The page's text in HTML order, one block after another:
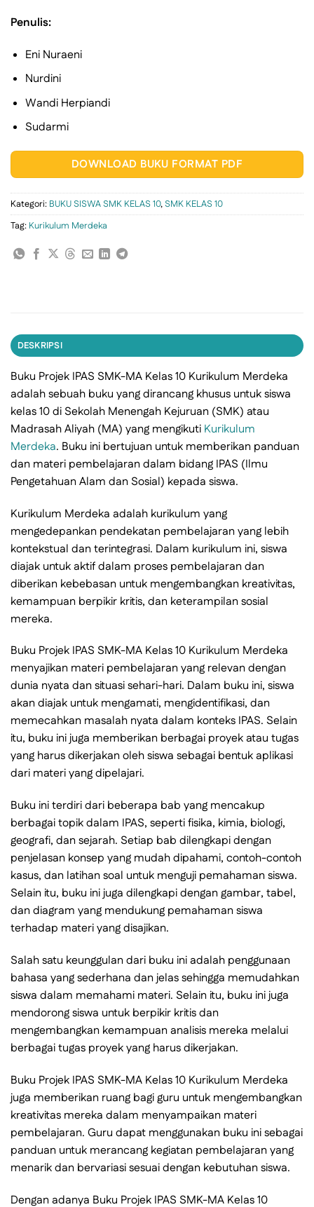
Penulis:
Eni Nuraeni
Nurdini
Wandi Herpiandi
Sudarmi
DOWNLOAD BUKU FORMAT PDF
Kategori: BUKU SISWA SMK KELAS 10,SMK KELAS 10
Tag: Kurikulum Merdeka
DESKRIPSI
Buku Projek IPAS SMK-MA Kelas 10 Kurikulum Merdeka
adalah sebuah buku yang dirancang khusus untuk siswa
kelas 10 di Sekolah Menengah Kejuruan (SMK) atau
Madrasah Aliyah (MA) yang mengikuti Kurikulum
Merdeka. Buku ini bertujuan untuk memberikan panduan
dan materi pembelajaran dalam bidang IPAS (Ilmu
Pengetahuan Alam dan Sosial) kepada siswa.
Kurikulum Merdeka adalah kurikulum yang
mengedepankan pendekatan pembelajaran yang lebih
kontekstual dan terintegrasi. Dalam kurikulum ini, siswa
diajak untuk aktif dalam proses pembelajaran dan
diberikan kebebasan untuk mengembangkan kreativitas,
kemampuan berpikir kritis, dan keterampilan sosial
mereka.
Buku Projek IPAS SMK-MA Kelas 10 Kurikulum Merdeka
menyajikan materi pembelajaran yang relevan dengan
dunia nyata dan situasi sehari-hari. Dalam buku ini, siswa
akan diajak untuk mengamati, mengidentifikasi, dan
memecahkan masalah nyata dalam konteks IPAS. Selain
itu, buku ini juga memberikan berbagai proyek atau tugas
yang harus dikerjakan oleh siswa sebagai bentuk aplikasi
dari materi yang dipelajari.
Buku ini terdiri dari beberapa bab yang mencakup
berbagai topik dalam IPAS, seperti fisika, kimia, biologi,
geografi, dan sejarah. Setiap bab dilengkapi dengan
penjelasan konsep yang mudah dipahami, contoh-contoh
kasus, dan latihan soal untuk menguji pemahaman siswa.
Selain itu, buku ini juga dilengkapi dengan gambar, tabel,
dan diagram yang mendukung pemahaman siswa
terhadap materi yang disajikan.
Salah satu keunggulan dari buku ini adalah penggunaan
bahasa yang sederhana dan jelas sehingga memudahkan
siswa dalam memahami materi. Selain itu, buku ini juga
mendorong siswa untuk berpikir kritis dan
mengembangkan kemampuan analisis mereka melalui
berbagai tugas proyek yang harus dikerjakan.
Buku Projek IPAS SMK-MA Kelas 10 Kurikulum Merdeka
juga memberikan ruang bagi guru untuk mengembangkan
kreativitas mereka dalam menyampaikan materi
pembelajaran. Guru dapat menggunakan buku ini sebagai
panduan untuk merancang kegiatan pembelajaran yang
menarik dan bervariasi sesuai dengan kebutuhan siswa.
Dengan adanya Buku Projek IPAS SMK-MA Kelas 10